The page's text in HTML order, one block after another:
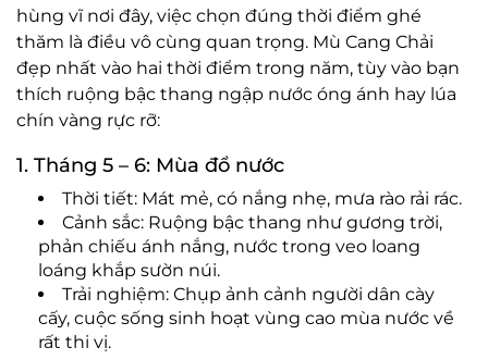
hùng vĩ nơi đây, việc chọn đúng thời điểm ghé
thăm là điều vô cùng quan trọng. Mù Cang Chải
đẹp nhất vào hai thời điểm trong năm, tùy vào bạn
thích ruộng bậc thang ngập nước óng ánh hay lúa
chín vàng rực rỡ:
1. Tháng 5 – 6: Mùa đổ nước
Thời tiết: Mát mẻ, có nắng nhẹ, mưa rào rải rác.
Cảnh sắc: Ruộng bậc thang như gương trời,
phản chiếu ánh nắng, nước trong veo loang
loáng khắp sườn núi.
Trải nghiệm: Chụp ảnh cảnh người dân cày
cấy, cuộc sống sinh hoạt vùng cao mùa nước về
rất thi vị.